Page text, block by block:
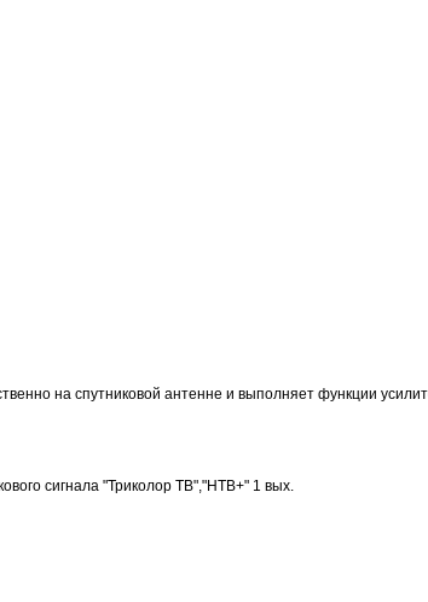
на спутниковой антенне и выполняет функции
сигнала "Триколор ТВ","HTB+" 1 вых.